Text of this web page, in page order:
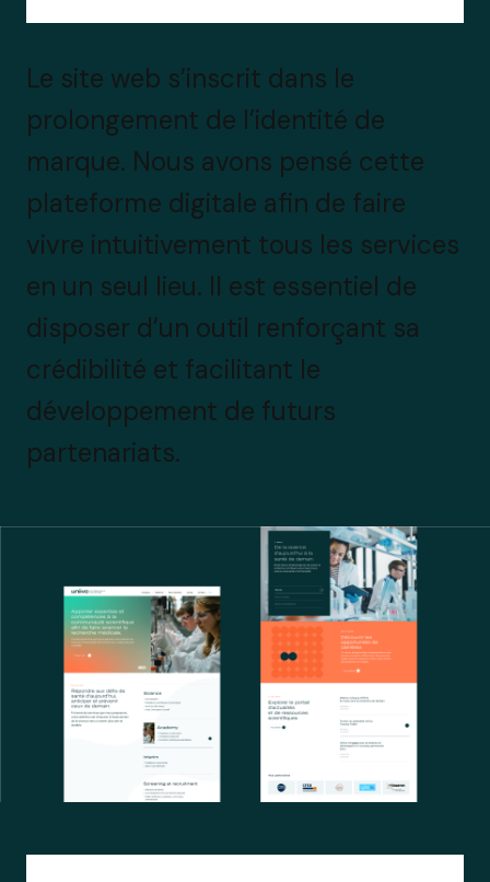
Le site web s’inscrit dans le
prolongement de l’identité de
marque. Nous avons pensé cette
plateforme digitale afin de faire
vivre intuitivement tous les services
en un seul lieu. Il est essentiel de
disposer d’un outil renforçant sa
crédibilité et facilitant le
développement de futurs
partenariats.